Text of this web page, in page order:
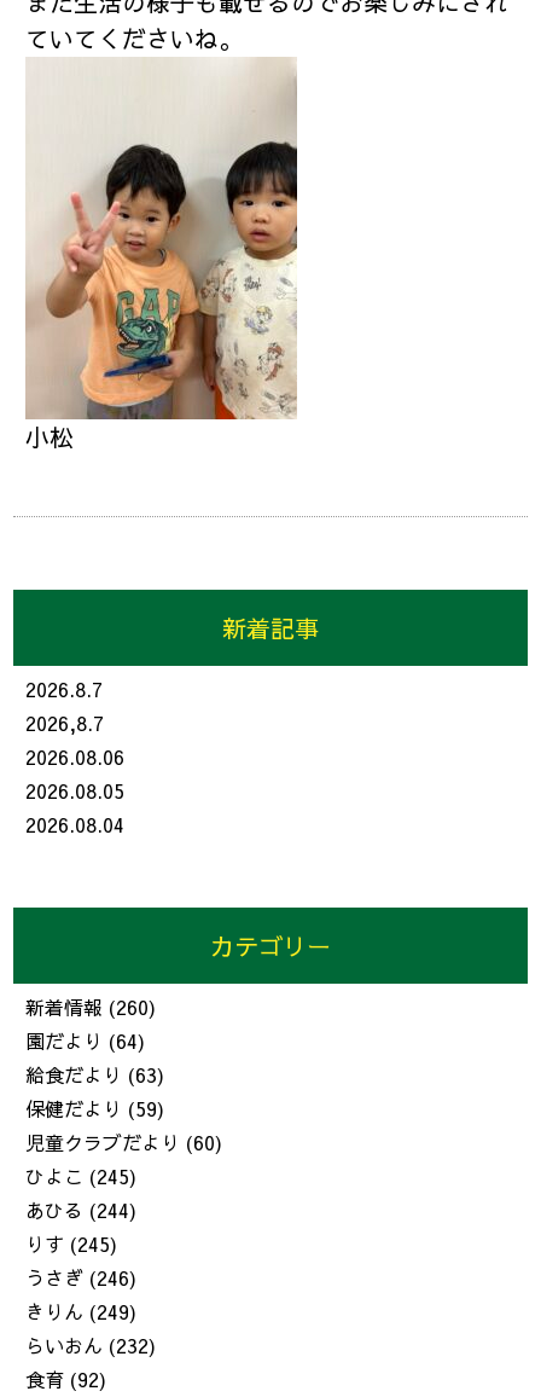
ていてくださいね。
小松
新着記事
2026.8.7
2026,8.7
2026.08.06
2026.08.05
2026.08.04
カテゴリー
新着情報 (260)
園だより (64)
給食だより (63)
保健だより (59)
児童クラブだより (60)
ひよこ (245)
あひる (244)
りす (245)
うさぎ (246)
きりん (249)
らいおん (232)
食育 (92)